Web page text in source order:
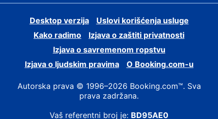
Desktop verzija
Uslovi korišćenja usluge
Kako radimo
Izjava o zaštiti privatnosti
Izjava o savremenom ropstvu
Izjava o ljudskim pravima
О Booking.com-u
Autorska prava © 1996–2026 Booking.com™. Sva
prava zadržana.
Vaš referentni broj je: BD95AE0